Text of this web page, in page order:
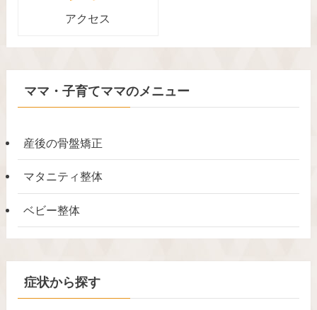
アクセス
ママ・子育てママのメニュー
産後の骨盤矯正
マタニティ整体
ベビー整体
症状から探す